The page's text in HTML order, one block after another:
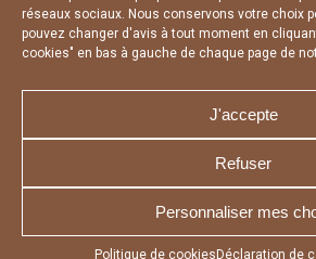
réseaux sociaux. Nous conservons votre choix
pouvez changer d'avis à tout moment en
cookies" en bas à gauche de chaque page de
J'accepte
Refuser
Personnaliser mes
Politique de cookies Déclaration de
Appuyez sur le bouton partager en bas de
PARTENAIRES OFFICIELS
NOUS CONTACTER
MENTIONS
CHARTE DE CONFIDENTIALITÉ
RÉALISÉ PAR L’AGENCE WEB